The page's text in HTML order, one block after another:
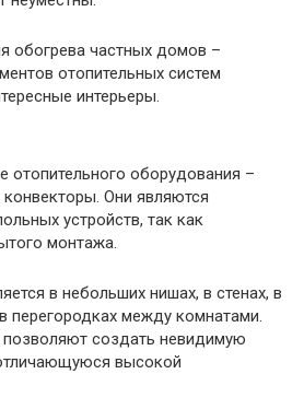
обогрева частных домов –
отопительных систем
интерьеры.
отопительного оборудования –
Они являются
устройств, так как
монтажа.
в небольших нишах, в стенах, в
перегородках между комнатами.
создать невидимую
высокой